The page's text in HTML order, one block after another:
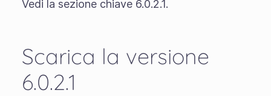
Vedi la sezione chiave 6.0.2.1.
Scarica la versione
6.0.2.1